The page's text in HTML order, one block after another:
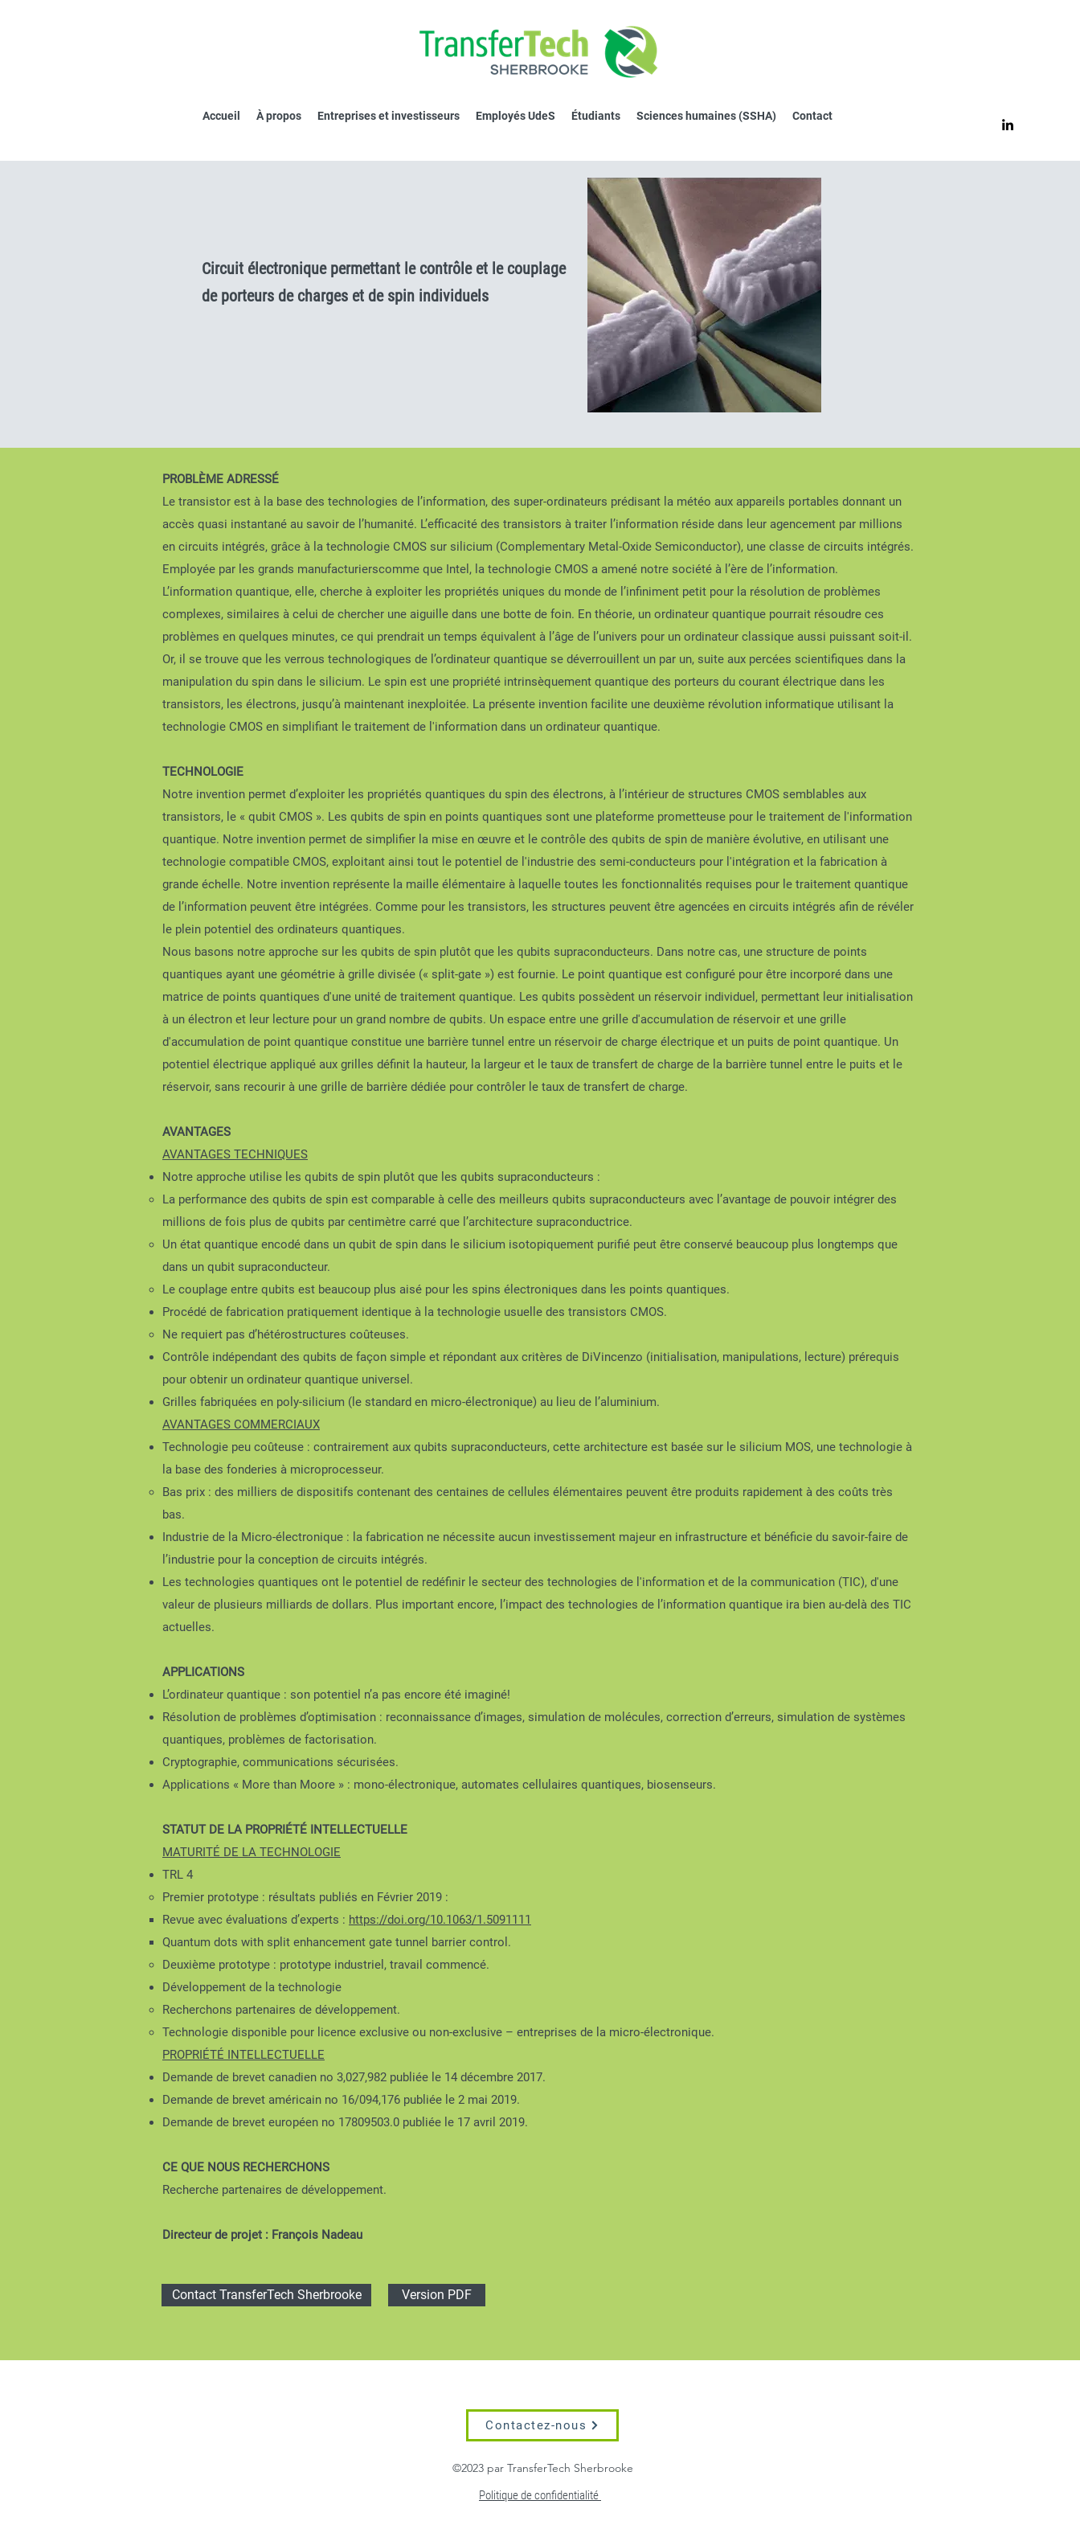
Accueil À propos Entreprises et investisseurs Employés UdeS Étudiants Sciences humaines (SSHA) Contact
Circuit électronique permettant le contrôle et le couplage
de porteurs de charges et de spin individuels
PROBLÈME ADRESSÉ
Le transistor est à la base des technologies de l’information, des super-ordinateurs prédisant la météo aux appareils portables donnant un
accès quasi instantané au savoir de l’humanité. L’efficacité des transistors à traiter l’information réside dans leur agencement par millions
en circuits intégrés, grâce à la technologie CMOS sur silicium (Complementary Metal-Oxide Semiconductor), une classe de circuits intégrés.
Employée par les grands manufacturierscomme que Intel, la technologie CMOS a amené notre société à l’ère de l’information.
L’information quantique, elle, cherche à exploiter les propriétés uniques du monde de l’infiniment petit pour la résolution de problèmes
complexes, similaires à celui de chercher une aiguille dans une botte de foin. En théorie, un ordinateur quantique pourrait résoudre ces
problèmes en quelques minutes, ce qui prendrait un temps équivalent à l’âge de l’univers pour un ordinateur classique aussi puissant soit-il.
Or, il se trouve que les verrous technologiques de l’ordinateur quantique se déverrouillent un par un, suite aux percées scientifiques dans la
manipulation du spin dans le silicium. Le spin est une propriété intrinsèquement quantique des porteurs du courant électrique dans les
transistors, les électrons, jusqu’à maintenant inexploitée. La présente invention facilite une deuxième révolution informatique utilisant la
technologie CMOS en simplifiant le traitement de l'information dans un ordinateur quantique.
TECHNOLOGIE
Notre invention permet d’exploiter les propriétés quantiques du spin des électrons, à l’intérieur de structures CMOS semblables aux
transistors, le « qubit CMOS ». Les qubits de spin en points quantiques sont une plateforme prometteuse pour le traitement de l'information
quantique. Notre invention permet de simplifier la mise en œuvre et le contrôle des qubits de spin de manière évolutive, en utilisant une
technologie compatible CMOS, exploitant ainsi tout le potentiel de l'industrie des semi-conducteurs pour l'intégration et la fabrication à
grande échelle. Notre invention représente la maille élémentaire à laquelle toutes les fonctionnalités requises pour le traitement quantique
de l’information peuvent être intégrées. Comme pour les transistors, les structures peuvent être agencées en circuits intégrés afin de révéler
le plein potentiel des ordinateurs quantiques.
Nous basons notre approche sur les qubits de spin plutôt que les qubits supraconducteurs. Dans notre cas, une structure de points
quantiques ayant une géométrie à grille divisée (« split-gate ») est fournie. Le point quantique est configuré pour être incorporé dans une
matrice de points quantiques d'une unité de traitement quantique. Les qubits possèdent un réservoir individuel, permettant leur initialisation
à un électron et leur lecture pour un grand nombre de qubits. Un espace entre une grille d'accumulation de réservoir et une grille
d'accumulation de point quantique constitue une barrière tunnel entre un réservoir de charge électrique et un puits de point quantique. Un
potentiel électrique appliqué aux grilles définit la hauteur, la largeur et le taux de transfert de charge de la barrière tunnel entre le puits et le
réservoir, sans recourir à une grille de barrière dédiée pour contrôler le taux de transfert de charge.
AVANTAGES
AVANTAGES TECHNIQUES
Notre approche utilise les qubits de spin plutôt que les qubits supraconducteurs :
La performance des qubits de spin est comparable à celle des meilleurs qubits supraconducteurs avec l’avantage de pouvoir intégrer des
millions de fois plus de qubits par centimètre carré que l’architecture supraconductrice.
Un état quantique encodé dans un qubit de spin dans le silicium isotopiquement purifié peut être conservé beaucoup plus longtemps que
dans un qubit supraconducteur.
Le couplage entre qubits est beaucoup plus aisé pour les spins électroniques dans les points quantiques.
Procédé de fabrication pratiquement identique à la technologie usuelle des transistors CMOS.
Ne requiert pas d’hétérostructures coûteuses.
Contrôle indépendant des qubits de façon simple et répondant aux critères de DiVincenzo (initialisation, manipulations, lecture) prérequis
pour obtenir un ordinateur quantique universel.
Grilles fabriquées en poly-silicium (le standard en micro-électronique) au lieu de l’aluminium.
AVANTAGES COMMERCIAUX
Technologie peu coûteuse : contrairement aux qubits supraconducteurs, cette architecture est basée sur le silicium MOS, une technologie à
la base des fonderies à microprocesseur.
Bas prix : des milliers de dispositifs contenant des centaines de cellules élémentaires peuvent être produits rapidement à des coûts très
bas.
Industrie de la Micro-électronique : la fabrication ne nécessite aucun investissement majeur en infrastructure et bénéficie du savoir-faire de
l’industrie pour la conception de circuits intégrés.
Les technologies quantiques ont le potentiel de redéfinir le secteur des technologies de l'information et de la communication (TIC), d'une
valeur de plusieurs milliards de dollars. Plus important encore, l’impact des technologies de l’information quantique ira bien au-delà des TIC
actuelles.
APPLICATIONS
L’ordinateur quantique : son potentiel n’a pas encore été imaginé!
Résolution de problèmes d’optimisation : reconnaissance d’images, simulation de molécules, correction d’erreurs, simulation de systèmes
quantiques, problèmes de factorisation.
Cryptographie, communications sécurisées.
Applications « More than Moore » : mono-électronique, automates cellulaires quantiques, biosenseurs.
STATUT DE LA PROPRIÉTÉ INTELLECTUELLE
MATURITÉ DE LA TECHNOLOGIE
TRL 4
Premier prototype : résultats publiés en Février 2019 :
Revue avec évaluations d’experts : https://doi.org/10.1063/1.5091111
Quantum dots with split enhancement gate tunnel barrier control.
Deuxième prototype : prototype industriel, travail commencé.
Développement de la technologie
Recherchons partenaires de développement.
Technologie disponible pour licence exclusive ou non-exclusive – entreprises de la micro-électronique.
PROPRIÉTÉ INTELLECTUELLE
Demande de brevet canadien no 3,027,982 publiée le 14 décembre 2017.
Demande de brevet américain no 16/094,176 publiée le 2 mai 2019.
Demande de brevet européen no 17809503.0 publiée le 17 avril 2019.
CE QUE NOUS RECHERCHONS
Recherche partenaires de développement.
Directeur de projet : François Nadeau
Contact TransferTech Sherbrooke Version PDF
Contactez-nous
©2023par TransferTech Sherbrooke
Politique de confidentialité